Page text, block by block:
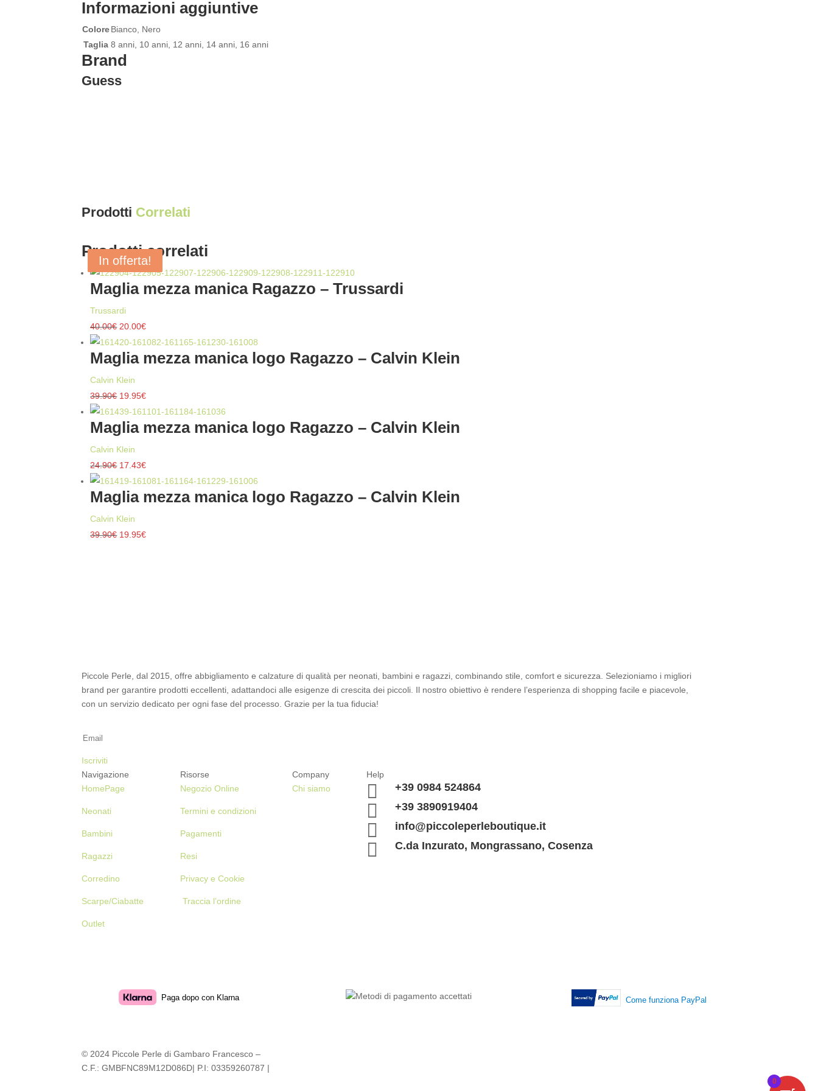
Informazioni aggiuntive
ColoreBianco, Nero
Taglia 8 anni, 10 anni, 12 anni, 14 anni, 16 anni
Brand
Guess
Prodotti Correlati
Prodotti correlati
In offerta!
Maglia mezza manica Ragazzo – Trussardi
Trussardi
40.00€ Il
prezzo
originale
20.00€Il
prezzo
attuale
In offerta!
Maglia mezza manica logo Ragazzo – Calvin Klein
Calvin Klein
39.90€ Il
prezzo
originale
19.95€Il
prezzo
attuale
In offerta!
Maglia mezza manica logo Ragazzo – Calvin Klein
Calvin Klein
24.90€ Il
prezzo
originale
17.43€Il
prezzo
attuale
In offerta!
Maglia mezza manica logo Ragazzo – Calvin Klein
Calvin Klein
39.90€ Il19.95€Il
Piccole Perle, dal 2015, offre abbigliamento e calzature di qualità per neonati, bambini e ragazzi, combinando stile, comfort e sicurezza. Selezioniamo i migliori
brand per garantire prodotti eccellenti, adattandoci alle esigenze di crescita dei piccoli. Il nostro obiettivo è rendere l’esperienza di shopping facile e piacevole,
con un servizio dedicato per ogni fase del processo. Grazie per la tua fiducia!
Iscriviti
Navigazione
HomePage
Neonati
Bambini
Ragazzi
Corredino
Scarpe/Ciabatte
Outlet
Risorse
Negozio Online
Termini e condizioni
Pagamenti
Resi
Privacy e Cookie
Traccia l’ordine
Company
Chi siamo
Help
 +39 0984 524864
 +39 3890919404
 info@piccoleperleboutique.it
 C.da Inzurato, Mongrassano, Cosenza
Paga dopo con Klarna Come funziona PayPal
© 2024 Piccole Perle di Gambaro Francesco –
C.F.: GMBFNC89M12D086D| P.I: 03359260787 |
0